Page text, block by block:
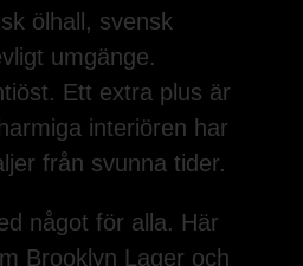
ölhall, svensk
umgänge.
Ett extra plus är
interiören har
från svunna tider.
något för alla. Här
Brooklyn Lager och